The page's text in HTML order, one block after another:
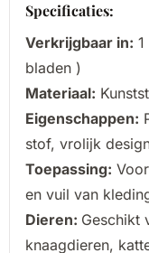
Specificaties:
Verkrijgbaar in:
bladen )
Materiaal:
Eigenschappen:
stof, vrolijk
Toepassing:
en vuil van
Dieren: Geschikt
knaagdieren,